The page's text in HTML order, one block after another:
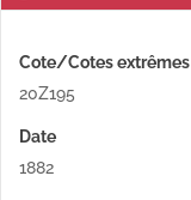
Cote/Cotes extrêmes
20Z195
Date
1882